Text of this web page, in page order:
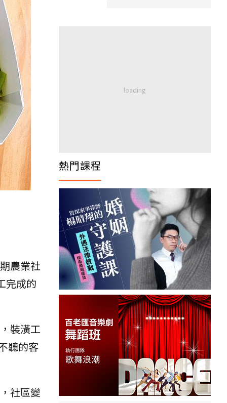
農業社
完成的
裝潢工
聽的客
社區變
熱門課程